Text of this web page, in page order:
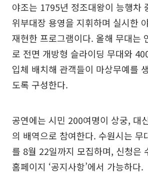
야조는 1795년 정조대왕이 능행차
위부대장 용영을 지휘하며 실시한
재현한 프로그램이다. 올해 무대는
로 전면 개방형 슬라이딩 무대와
입체 배치해 관객들이 마상무예를
도록 구성한다.
공연에는 시민 200여명이 상궁, 대
의 배역으로 참여한다. 수원시는 무
를 8월 22일까지 모집하며, 신청은
홈페이지 ‘공지사항’에서 가능하다.